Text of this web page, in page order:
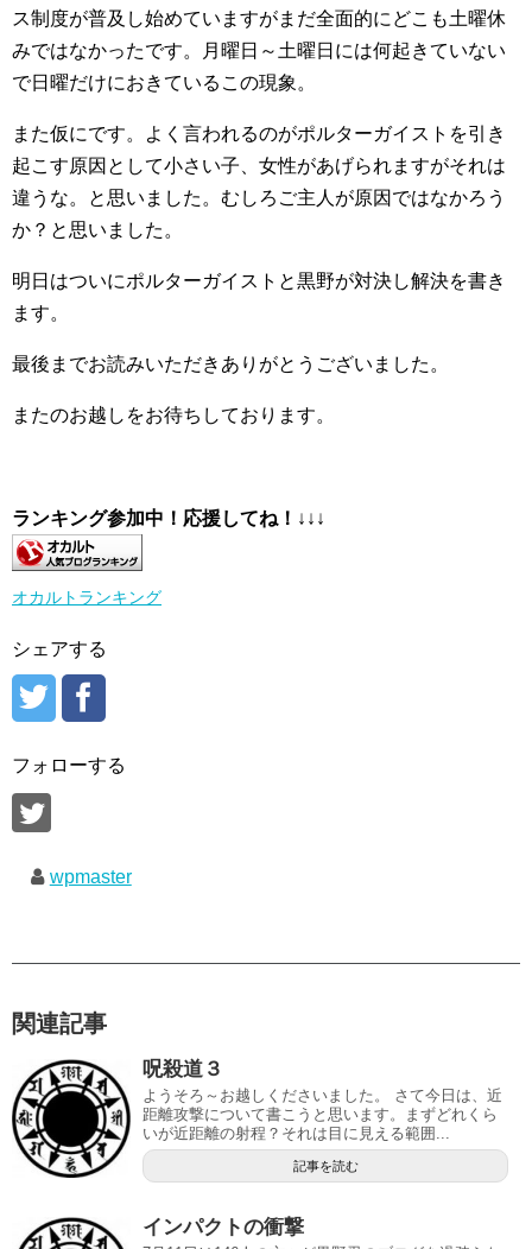
ス制度が普及し始めていますがまだ全面的にどこも土曜休
みではなかったです。月曜日～土曜日には何起きていない
で日曜だけにおきているこの現象。
また仮にです。よく言われるのがポルターガイストを引き
起こす原因として小さい子、女性があげられますがそれは
違うな。と思いました。むしろご主人が原因ではなかろう
か？と思いました。
明日はついにポルターガイストと黒野が対決し解決を書き
ます。
最後までお読みいただきありがとうございました。
またのお越しをお待ちしております。
ランキング参加中！応援してね！ ↓↓↓
オカルトランキング
シェアする
フォローする
wpmaster
関連記事
呪殺道３
ようそろ～お越しくださいました。 さて今日は、近
距離攻撃について書こうと思います。まずどれくら
いが近距離の射程？それは目に見える範囲...
記事を読む
インパクトの衝撃